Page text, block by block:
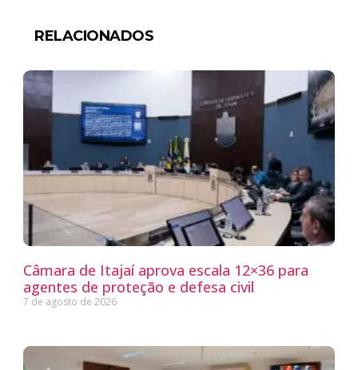
RELACIONADOS
Câmara de Itajaí aprova escala 12×36 para
agentes de proteção e defesa civil
7 de agosto de 2026